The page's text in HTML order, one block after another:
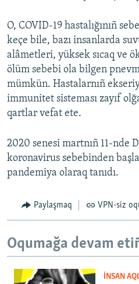
O, COVID-19 hastalığınıñ
keçe bile, bazı insanlarda
alâmetleri, yüksek sıcaq ve
ölüm sebebi ola bilgen
mümkün. Hastalarnıñ
immunitet sisteması zayıf
qartlar vefat ete.
2020 senesi martnıñ 11-nde
koronavirus sebebinden
pandemiya olaraq tanıdı.
Paylaşmaq VPN-siz
Oqumağa devam
İNSAN